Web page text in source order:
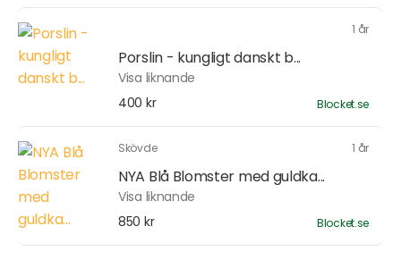
1 år
Porslin - kungligt danskt b...
Visa liknande
400 kr
Blocket.se
Skövde 1 år
NYA Blå Blomster med guldka...
Visa liknande
850 kr
Blocket.se